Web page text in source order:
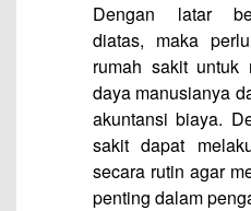
Dengan latar
diatas, maka
rumah sakit untuk
daya manusianya
akuntansi biaya.
sakit dapat
secara rutin agar
penting dalam